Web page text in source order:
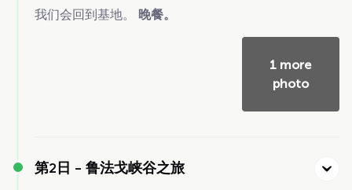
我们会回到基地。 晚餐。
1 more
photo
第2日 - 鲁法戈峡谷之旅